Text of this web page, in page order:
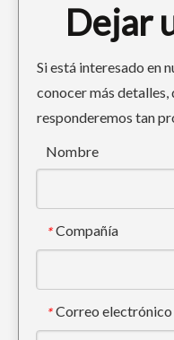
Dejar
Si está interesado en
conocer más detalles,
responderemos tan
Nombre
* Compañía
* Correo electrónico